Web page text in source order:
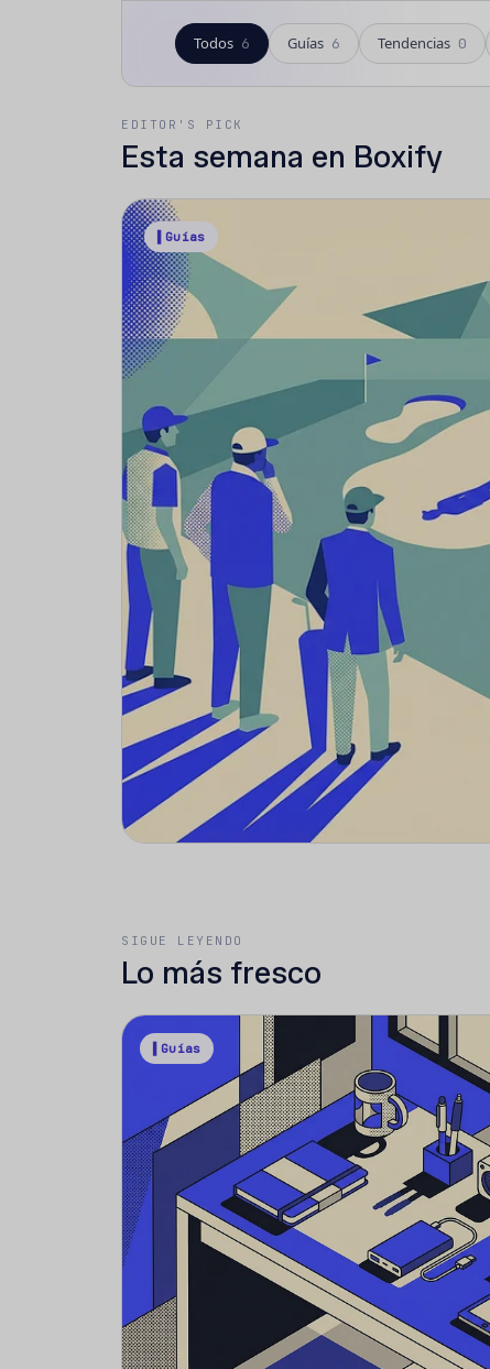
Todos 6 Guías 6 Tendencias 0
EDITOR'S PICK
Esta semana en Boxify
▌Guías
SIGUE LEYENDO
Lo más fresco
▌Guías